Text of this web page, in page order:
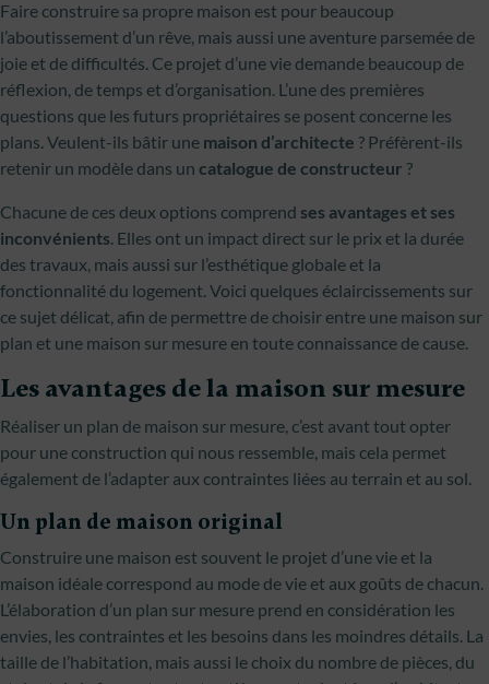
Faire construire sa propre maison est pour beaucoup
l’aboutissement d’un rêve, mais aussi une aventure parsemée de
joie et de difficultés. Ce projet d’une vie demande beaucoup de
réflexion, de temps et d’organisation. L’une des premières
questions que les futurs propriétaires se posent concerne les
plans. Veulent-ils bâtir une maison d’architecte ? Préfèrent-ils
retenir un modèle dans un catalogue de constructeur ?
Chacune de ces deux options comprend ses avantages et ses
inconvénients. Elles ont un impact direct sur le prix et la durée
des travaux, mais aussi sur l’esthétique globale et la
fonctionnalité du logement. Voici quelques éclaircissements sur
ce sujet délicat, afin de permettre de choisir entre une maison sur
plan et une maison sur mesure en toute connaissance de cause.
Les avantages de la maison sur mesure
Réaliser un plan de maison sur mesure, c’est avant tout opter
pour une construction qui nous ressemble, mais cela permet
également de l’adapter aux contraintes liées au terrain et au sol.
Un plan de maison original
Construire une maison est souvent le projet d’une vie et la
maison idéale correspond au mode de vie et aux goûts de chacun.
L’élaboration d’un plan sur mesure prend en considération les
envies, les contraintes et les besoins dans les moindres détails. La
taille de l’habitation, mais aussi le choix du nombre de pièces, du